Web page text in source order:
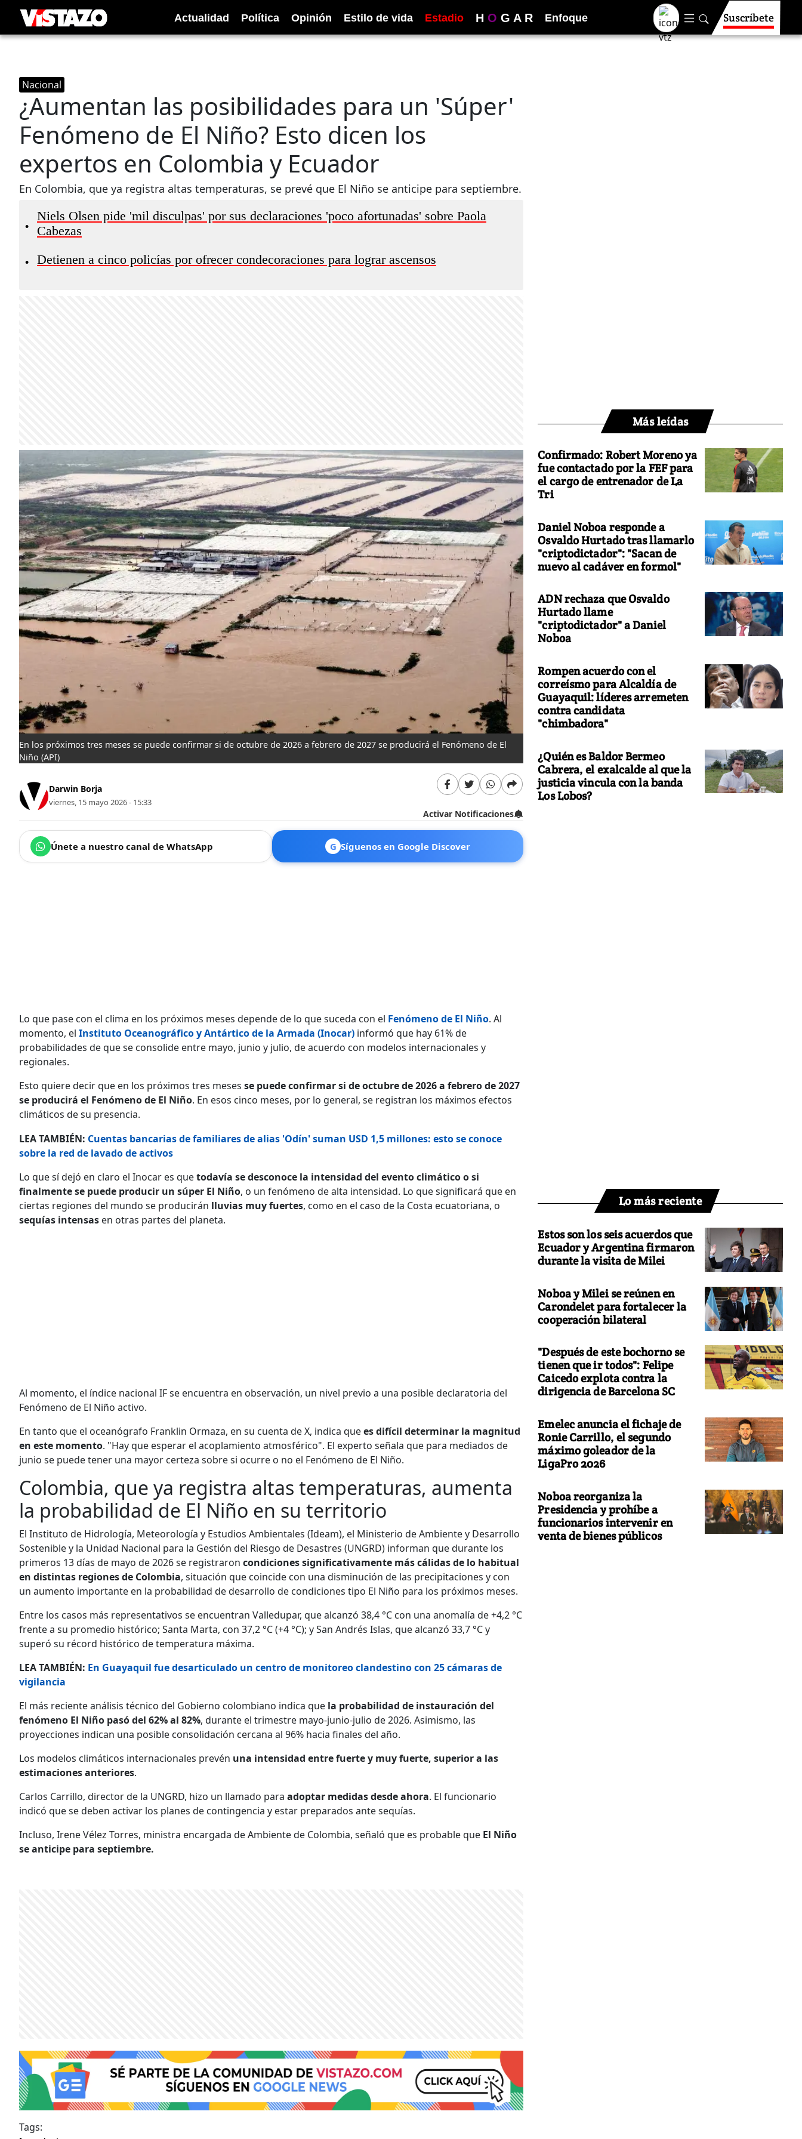
Actualidad Política Opinión Estilo de vida Estadio H O G A R Enfoque Suscríbete
Nacional
¿Aumentan las posibilidades para un 'Súper'
Fenómeno de El Niño? Esto dicen los
expertos en Colombia y Ecuador
En Colombia, que ya registra altas temperaturas, se prevé que El Niño se anticipe para septiembre.
•
Niels Olsen pide 'mil disculpas' por sus declaraciones 'poco afortunadas' sobre Paola
Cabezas
• Detienen a cinco policías por ofrecer condecoraciones para lograr ascensos
En los próximos tres meses se puede confirmar si de octubre de 2026 a febrero de 2027 se producirá el Fenómeno de El
Niño (API)
Darwin Borja
viernes, 15 mayo 2026 - 15:33
Activar Notificaciones
Únete a nuestro canal de WhatsApp G Síguenos en Google Discover
Lo que pase con el clima en los próximos meses depende de lo que suceda con el Fenómeno de El Niño. Al
momento, el Instituto Oceanográfico y Antártico de la Armada (Inocar) informó que hay 61% de
probabilidades de que se consolide entre mayo, junio y julio, de acuerdo con modelos internacionales y
regionales.
Esto quiere decir que en los próximos tres meses se puede confirmar si de octubre de 2026 a febrero de 2027
se producirá el Fenómeno de El Niño. En esos cinco meses, por lo general, se registran los máximos efectos
climáticos de su presencia.
LEA TAMBIÉN: Cuentas bancarias de familiares de alias 'Odín' suman USD 1,5 millones: esto se conoce
sobre la red de lavado de activos
Lo que sí dejó en claro el Inocar es quetodavía se desconoce la intensidad del evento climático o si
finalmente se puede producir un súper El Niño, o un fenómeno de alta intensidad. Lo que significará que en
ciertas regiones del mundo se producirán lluvias muy fuertes, como en el caso de la Costa ecuatoriana, o
sequías intensas en otras partes del planeta.
Al momento, el índice nacional IF se encuentra en observación, un nivel previo a una posible declaratoria del
Fenómeno de El Niño activo.
En tanto que el oceanógrafo Franklin Ormaza, en su cuenta de X, indica quees difícil determinar la magnitud
en este momento. "Hay que esperar el acoplamiento atmosférico". El experto señala que para mediados de
junio se puede tener una mayor certeza sobre si ocurre o no el Fenómeno de El Niño.
Colombia, que ya registra altas temperaturas, aumenta
la probabilidad de El Niño en su territorio
El Instituto de Hidrología, Meteorología y Estudios Ambientales (Ideam), el Ministerio de Ambiente y Desarrollo
Sostenible y la Unidad Nacional para la Gestión del Riesgo de Desastres (UNGRD) informan que durante los
primeros 13 días de mayo de 2026 se registraron condiciones significativamente más cálidas de lo habitual
en distintas regiones de Colombia, situación que coincide con una disminución de las precipitaciones y con
un aumento importante en la probabilidad de desarrollo de condiciones tipo El Niño para los próximos meses.
Entre los casos más representativos se encuentran Valledupar, que alcanzó 38,4 °C con una anomalía de +4,2 °C
frente a su promedio histórico; Santa Marta, con 37,2 °C (+4 °C); y San Andrés Islas, que alcanzó 33,7 °C y
superó su récord histórico de temperatura máxima.
LEA TAMBIÉN: En Guayaquil fue desarticulado un centro de monitoreo clandestino con 25 cámaras de
vigilancia
El más reciente análisis técnico del Gobierno colombiano indica que la probabilidad de instauración del
fenómeno El Niño pasó del 62% al 82%, durante el trimestre mayo-junio-julio de 2026. Asimismo, las
proyecciones indican una posible consolidación cercana al 96% hacia finales del año.
Los modelos climáticos internacionales prevén una intensidad entre fuerte y muy fuerte, superior a las
estimaciones anteriores.
Carlos Carrillo, director de la UNGRD, hizo un llamado para adoptar medidas desde ahora. El funcionario
indicó que se deben activar los planes de contingencia y estar preparados ante sequías.
Incluso, Irene Vélez Torres, ministra encargada de Ambiente de Colombia, señaló que es probable que El Niño
se anticipe para septiembre.
Tags:
Más leídas
Confirmado: Robert Moreno ya
fue contactado por la FEF para
el cargo de entrenador de La
Tri
Daniel Noboa responde a
Osvaldo Hurtado tras llamarlo
"criptodictador": "Sacan de
nuevo al cadáver en formol"
ADN rechaza que Osvaldo
Hurtado llame
"criptodictador" a Daniel
Noboa
Rompen acuerdo con el
correísmo para Alcaldía de
Guayaquil: líderes arremeten
contra candidata
"chimbadora"
¿Quién es Baldor Bermeo
Cabrera, el exalcalde al que la
justicia vincula con la banda
Los Lobos?
Lo más reciente
Estos son los seis acuerdos que
Ecuador y Argentina firmaron
durante la visita de Milei
Noboa y Milei se reúnen en
Carondelet para fortalecer la
cooperación bilateral
"Después de este bochorno se
tienen que ir todos": Felipe
Caicedo explota contra la
dirigencia de Barcelona SC
Emelec anuncia el fichaje de
Ronie Carrillo, el segundo
máximo goleador de la
LigaPro 2026
Noboa reorganiza la
Presidencia y prohíbe a
funcionarios intervenir en
venta de bienes públicos